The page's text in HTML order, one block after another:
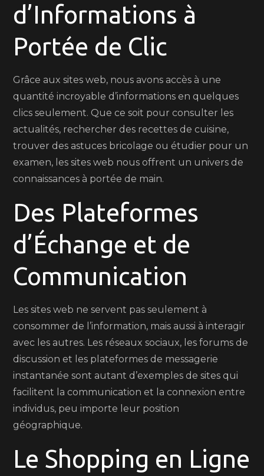
d’Informations à
Portée de Clic
Grâce aux sites web, nous avons accès à une
quantité incroyable d’informations en quelques
clics seulement. Que ce soit pour consulter les
actualités, rechercher des recettes de cuisine,
trouver des astuces bricolage ou étudier pour un
examen, les sites web nous offrent un univers de
connaissances à portée de main.
Des Plateformes
d’Échange et de
Communication
Les sites web ne servent pas seulement à
consommer de l’information, mais aussi à interagir
avec les autres. Les réseaux sociaux, les forums de
discussion et les plateformes de messagerie
instantanée sont autant d’exemples de sites qui
facilitent la communication et la connexion entre
individus, peu importe leur position
géographique.
Le Shopping en Ligne